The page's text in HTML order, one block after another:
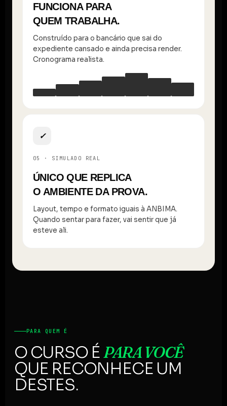
FUNCIONA PARA
QUEM TRABALHA.
Construído para o bancário que sai do
expediente cansado e ainda precisa render.
Cronograma realista.
✓
05 · SIMULADO REAL
ÚNICO QUE REPLICA
O AMBIENTE DA PROVA.
Layout, tempo e formato iguais à ANBIMA.
Quando sentar para fazer, vai sentir que já
esteve ali.
PARA QUEM É
O CURSO ÉPARA VOCÊ
QUE RECONHECE UM
DESTES.